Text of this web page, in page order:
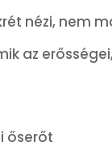
nézi, nem
az
őserőt